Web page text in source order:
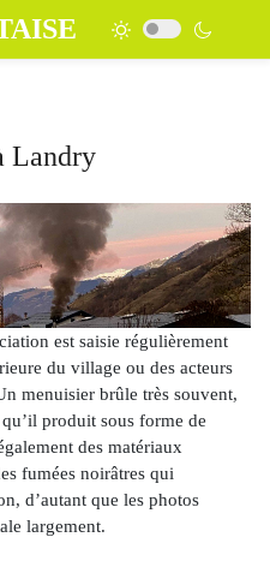
Landry
est saisie régulièrement
du village ou des acteurs
menuisier brûle très souvent,
produit sous forme de
des matériaux
fumées noirâtres qui
d’autant que les photos
largement.